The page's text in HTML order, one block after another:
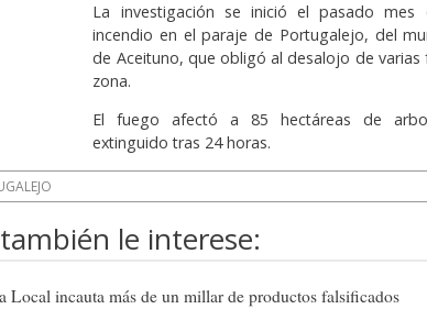
La investigación se inició el pasado mes
incendio en el paraje de Portugalejo, del
de Aceituno, que obligó al desalojo de varias
zona.
El fuego afectó a 85 hectáreas de
extinguido tras 24 horas.
le interese:
Local incauta más de un millar de productos falsificados